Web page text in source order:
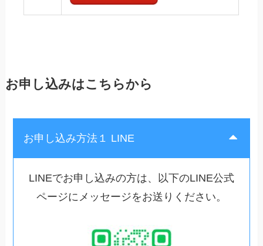
お申し込みはこちらから
お申し込み方法１ LINE
LINEでお申し込みの方は、以下のLINE公式
ページにメッセージをお送りください。